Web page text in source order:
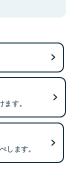
す。
します。